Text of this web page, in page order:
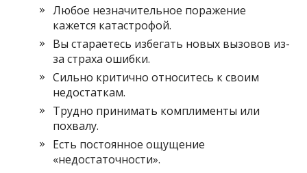
Любое незначительное поражение
кажется катастрофой.
Вы стараетесь избегать новых вызовов из-
за страха ошибки.
Сильно критично относитесь к своим
недостаткам.
Трудно принимать комплименты или
похвалу.
Есть постоянное ощущение
«недостаточности».